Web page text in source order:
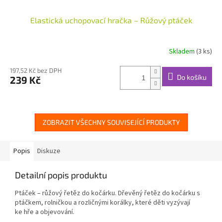
Elastická uchopovací hračka – Růžový ptáček
produktu
je
Skladem(3 ks)
197,52 Kč bez DPH
239 Kč Do košíku
ZOBRAZIT VŠECHNY SOUVISEJÍCÍ PRODUKTY
Popis Diskuze
Detailní popis produktu
Ptáček – růžový řetěz do kočárku. Dřevěný řetěz do kočárku s
ptáčkem, rolničkou a rozličnými korálky, které děti vyzývají
ke hře a objevování.